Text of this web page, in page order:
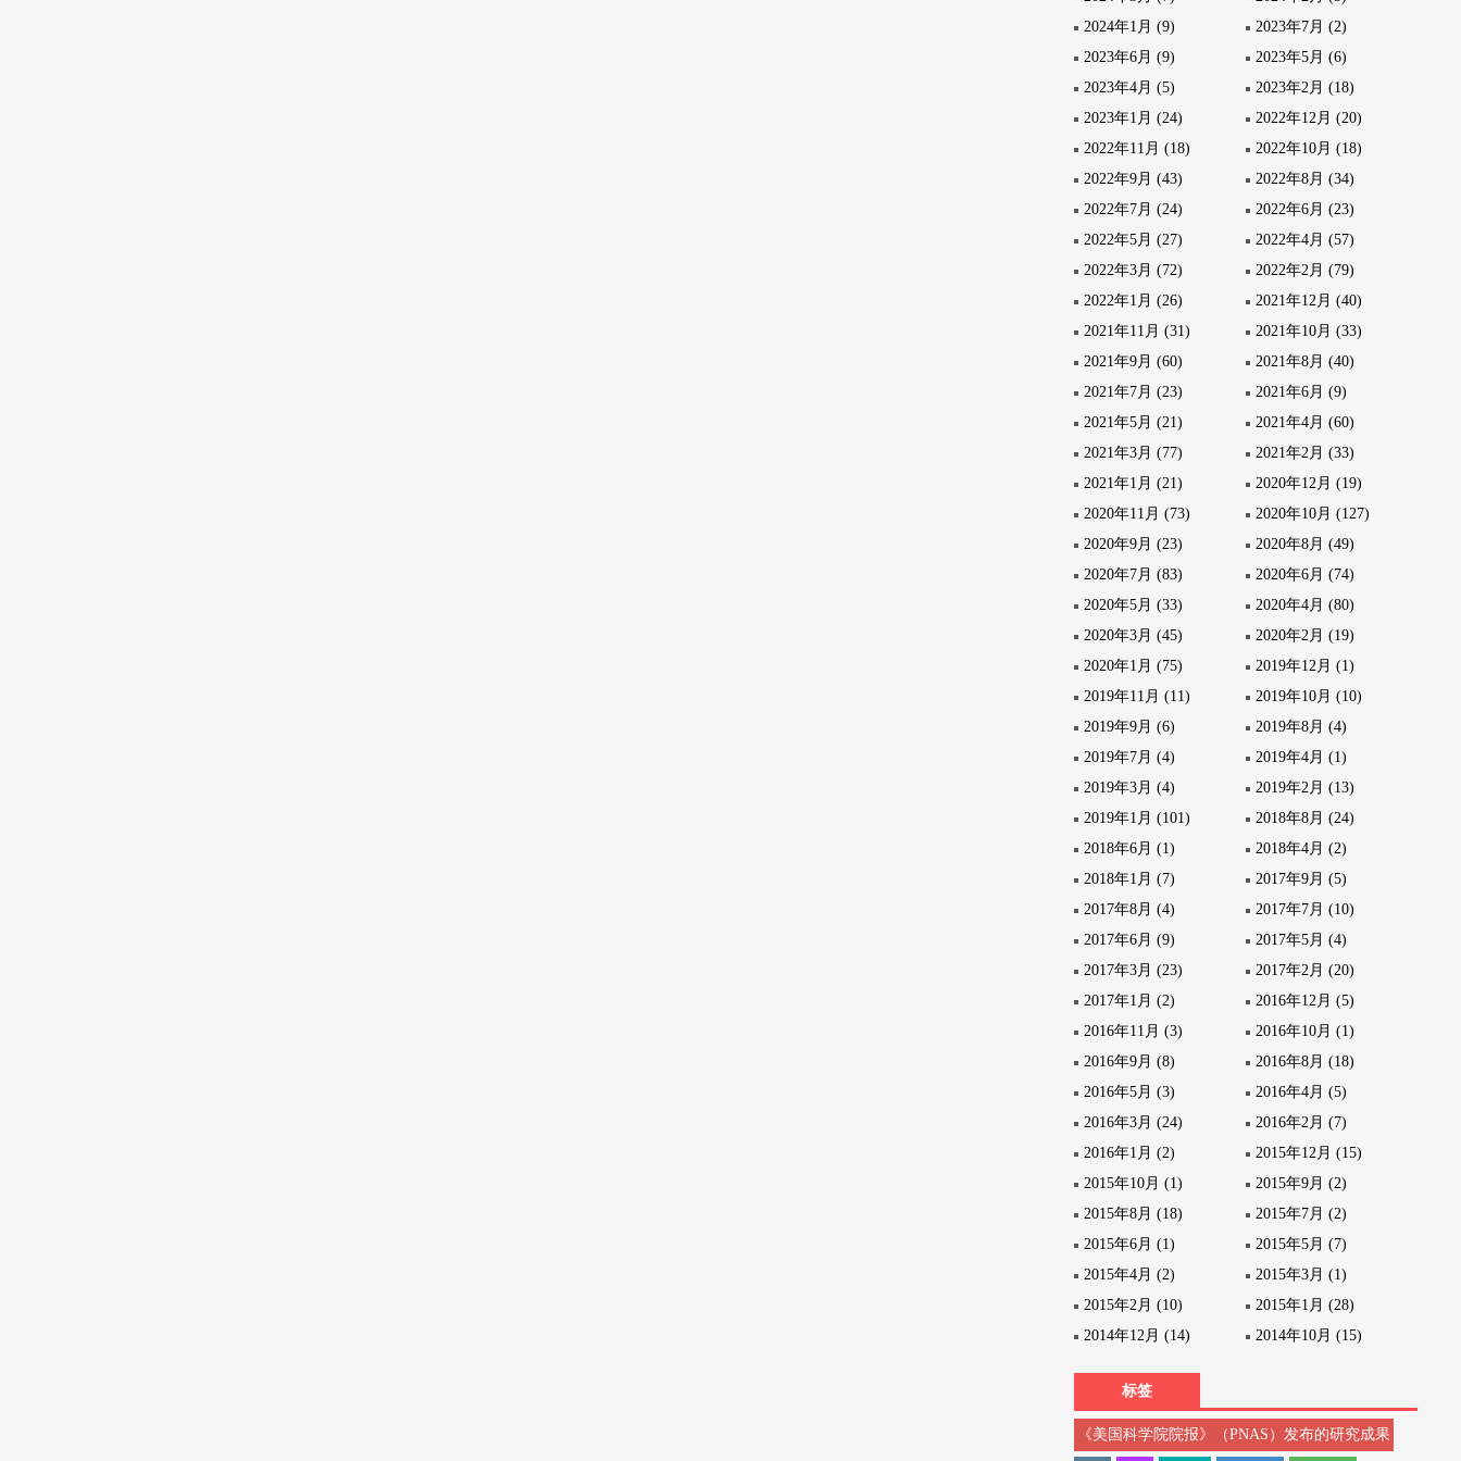
2024年1月 (9)
2023年7月 (2)
2023年6月 (9)
2023年5月 (6)
2023年4月 (5)
2023年2月 (18)
2023年1月 (24)
2022年12月 (20)
2022年11月 (18)
2022年10月 (18)
2022年9月 (43)
2022年8月 (34)
2022年7月 (24)
2022年6月 (23)
2022年5月 (27)
2022年4月 (57)
2022年3月 (72)
2022年2月 (79)
2022年1月 (26)
2021年12月 (40)
2021年11月 (31)
2021年10月 (33)
2021年9月 (60)
2021年8月 (40)
2021年7月 (23)
2021年6月 (9)
2021年5月 (21)
2021年4月 (60)
2021年3月 (77)
2021年2月 (33)
2021年1月 (21)
2020年12月 (19)
2020年11月 (73)
2020年10月 (127)
2020年9月 (23)
2020年8月 (49)
2020年7月 (83)
2020年6月 (74)
2020年5月 (33)
2020年4月 (80)
2020年3月 (45)
2020年2月 (19)
2020年1月 (75)
2019年12月 (1)
2019年11月 (11)
2019年10月 (10)
2019年9月 (6)
2019年8月 (4)
2019年7月 (4)
2019年4月 (1)
2019年3月 (4)
2019年2月 (13)
2019年1月 (101)
2018年8月 (24)
2018年6月 (1)
2018年4月 (2)
2018年1月 (7)
2017年9月 (5)
2017年8月 (4)
2017年7月 (10)
2017年6月 (9)
2017年5月 (4)
2017年3月 (23)
2017年2月 (20)
2017年1月 (2)
2016年12月 (5)
2016年11月 (3)
2016年10月 (1)
2016年9月 (8)
2016年8月 (18)
2016年5月 (3)
2016年4月 (5)
2016年3月 (24)
2016年2月 (7)
2016年1月 (2)
2015年12月 (15)
2015年10月 (1)
2015年9月 (2)
2015年8月 (18)
2015年7月 (2)
2015年6月 (1)
2015年5月 (7)
2015年4月 (2)
2015年3月 (1)
2015年2月 (10)
2015年1月 (28)
2014年12月 (14)
2014年10月 (15)
标签
《美国科学院院报》（PNAS）发布的研究成果